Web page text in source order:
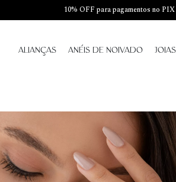
10% OFF para pagamentos no PIX
ALIANÇAS ANÉIS DE NOIVADO JOIAS